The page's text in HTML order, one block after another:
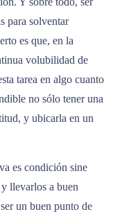
para solventar
es que, en la
volubilidad de
tarea en algo cuanto
no sólo tener una
y ubicarla en un
es condición sine
llevarlos a buen
un buen punto de